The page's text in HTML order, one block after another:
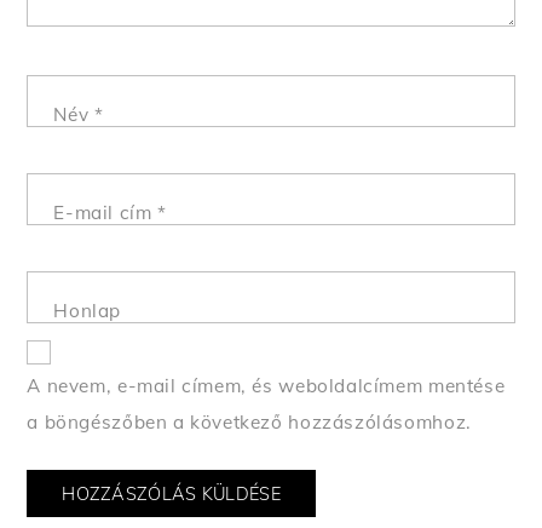
Név *
E-mail cím*
Honlap
A nevem, e-mail címem, és weboldalcímem mentése
a böngészőben a következő hozzászólásomhoz.